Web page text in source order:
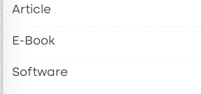
Article
E-Book
Software